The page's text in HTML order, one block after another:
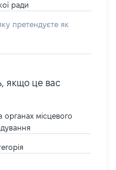
ради
претендуєте як
якщо це вас
органах місцевого